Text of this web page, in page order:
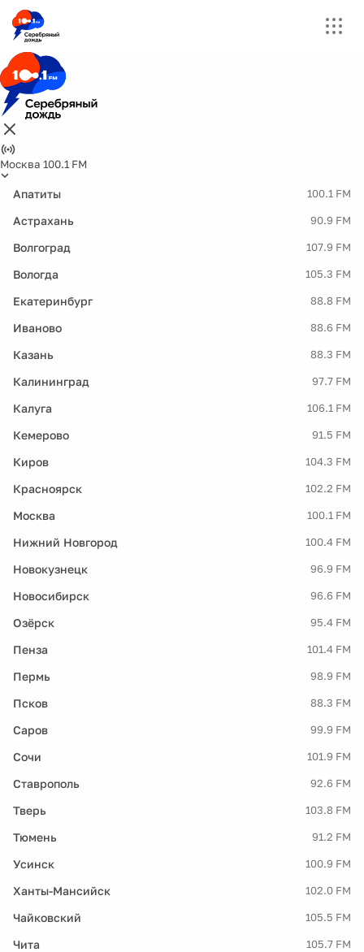
Москва 100.1 FM
Апатиты 100.1 FM
Астрахань 90.9 FM
Волгоград 107.9 FM
Вологда 105.3 FM
Екатеринбург 88.8 FM
Иваново 88.6 FM
Казань 88.3 FM
Калининград 97.7 FM
Калуга 106.1 FM
Кемерово 91.5 FM
Киров 104.3 FM
Красноярск 102.2 FM
Москва 100.1 FM
Нижний Новгород 100.4 FM
Новокузнецк 96.9 FM
Новосибирск 96.6 FM
Озёрск 95.4 FM
Пенза 101.4 FM
Пермь 98.9 FM
Псков 88.3 FM
Саров 99.9 FM
Сочи 101.9 FM
Ставрополь 92.6 FM
Тверь 103.8 FM
Тюмень 91.2 FM
Усинск 100.9 FM
Ханты-Мансийск 102.0 FM
Чайковский 105.5 FM
Чита 105.7 FM